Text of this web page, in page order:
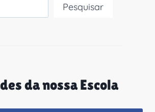
Pesquisar
da nossa Escola